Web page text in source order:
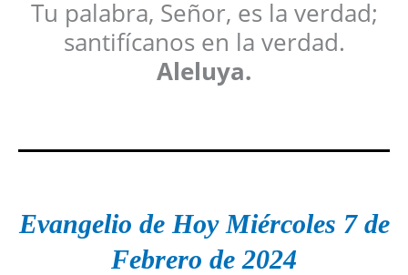
Tu palabra, Señor, es la verdad;
santifícanos en la verdad.
Aleluya.
Evangelio de Hoy Miércoles 7 de
Febrero de 2024